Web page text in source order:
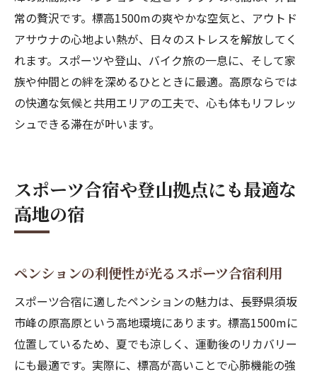
常の贅沢です。標高1500mの爽やかな空気と、アウトド
アサウナの心地よい熱が、日々のストレスを解放してく
れます。スポーツや登山、バイク旅の一息に、そして家
族や仲間との絆を深めるひとときに最適。高原ならでは
の快適な気候と共用エリアの工夫で、心も体もリフレッ
シュできる滞在が叶います。
スポーツ合宿や登山拠点にも最適な
高地の宿
ペンションの利便性が光るスポーツ合宿利用
スポーツ合宿に適したペンションの魅力は、長野県須坂
市峰の原高原という高地環境にあります。標高1500mに
位置しているため、夏でも涼しく、運動後のリカバリー
にも最適です。実際に、標高が高いことで心肺機能の強